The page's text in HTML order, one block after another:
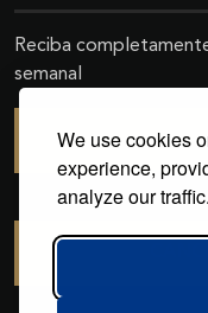
We use cookies
experience,
analyze our traffic.
Reciba
semanal